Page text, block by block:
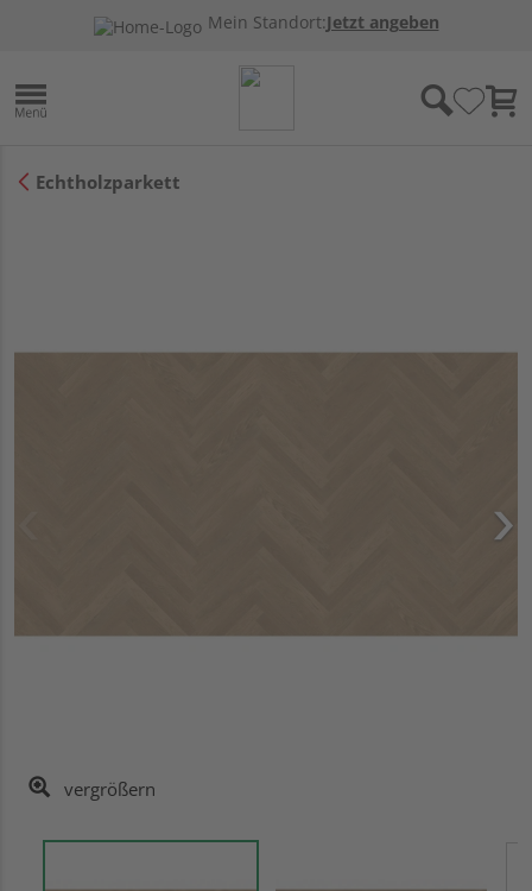
Mein Standort:Jetzt angeben
Echtholzparkett
vergrößern